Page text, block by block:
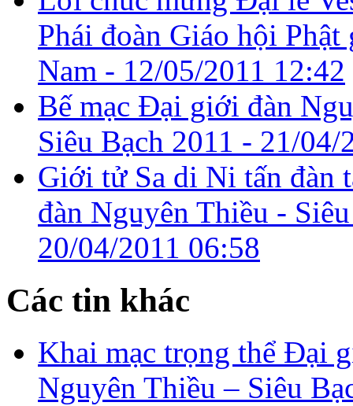
Phái đoàn Giáo hội Phật
Nam - 12/05/2011 12:42
Bế mạc Đại giới đàn
Siêu Bạch 2011 - 21/04/
Giới tử Sa di Ni tấn đàn
đàn Nguyên Thiều -
20/04/2011 06:58
Các tin khác
Khai mạc trọng thể Đại
Nguyên Thiều – Siêu